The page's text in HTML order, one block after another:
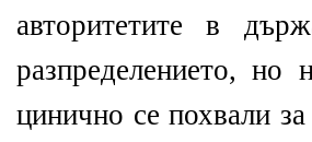
авторитетите в
разпределението, но
цинично се похвали